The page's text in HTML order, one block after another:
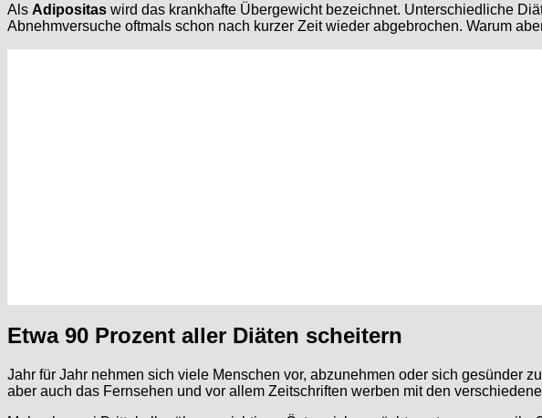
Als Adipositas wird das krankhafte Übergewicht bezeichnet. Unterschiedliche
Abnehmversuche oftmals schon nach kurzer Zeit wieder abgebrochen. Warum
Etwa 90 Prozent aller Diäten scheitern
Jahr für Jahr nehmen sich viele Menschen vor, abzunehmen oder sich gesünder
aber auch das Fernsehen und vor allem Zeitschriften werben mit den